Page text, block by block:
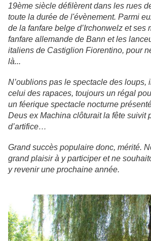
19ème siècle défilèrent dans les rues
toute la durée de l'évènement. Parmi
de la fanfare belge d’Irchonwelz et ses
fanfare allemande de Bann et les
italiens de Castiglion Fiorentino, pour
là...
N’oublions pas le spectacle des loups,
celui des rapaces, toujours un régal
un féerique spectacle nocturne
Deus ex Machina clôturait la fête suivit
d’artifice…
Grand succès populaire donc, mérité.
grand plaisir à y participer et ne
y revenir une prochaine année.